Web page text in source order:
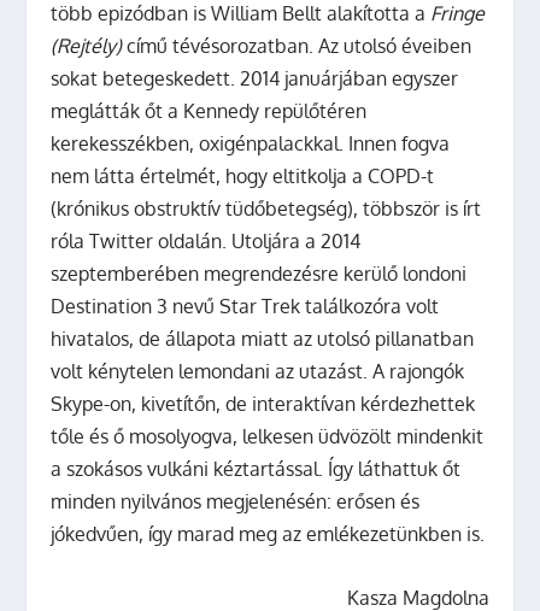
több epizódban is William Bellt alakította a Fringe
(Rejtély)című tévésorozatban. Az utolsó éveiben
sokat betegeskedett. 2014 januárjában egyszer
meglátták őt a Kennedy repülőtéren
kerekesszékben, oxigénpalackkal. Innen fogva
nem látta értelmét, hogy eltitkolja a COPD-t
(krónikus obstruktív tüdőbetegség), többször is írt
róla Twitter oldalán. Utoljára a 2014
szeptemberében megrendezésre kerülő londoni
Destination 3 nevű Star Trek találkozóra volt
hivatalos, de állapota miatt az utolsó pillanatban
volt kénytelen lemondani az utazást. A rajongók
Skype-on, kivetítőn, de interaktívan kérdezhettek
tőle és ő mosolyogva, lelkesen üdvözölt mindenkit
a szokásos vulkáni kéztartással. Így láthattuk őt
minden nyilvános megjelenésén: erősen és
jókedvűen, így marad meg az emlékezetünkben is.
Kasza Magdolna